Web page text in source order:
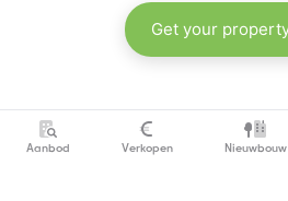
Aanbod Verkopen Nieuwbouw